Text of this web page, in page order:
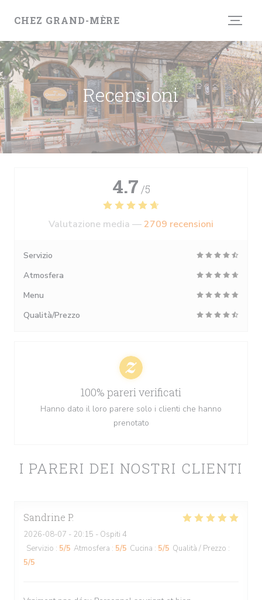
CHEZ GRAND-MÈRE
Recensioni
I PARERI DEI NOSTRI CLIENTI
Sandrine P
2026-08-07 - 20:15 - Ospiti 4
Servizio : 5/5 Atmosfera : 5/5 Cucina : 5/5 Qualità / Prezzo :
5/5
4.7 /5
Valutazione media —2709 recensioni
Servizio
Atmosfera
Menu
Qualità/Prezzo
100% pareri verificati
Hanno dato il loro parere solo i clienti che hanno
prenotato